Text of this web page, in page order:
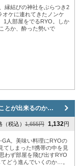
縁結びの神社をぶらつき2
オケに連れてきたノンケ
1人部屋をでるRYO。しか
ろか、酔った勢いで
とが出来るのか…
税込） 1,655円 1,132円
GA。美味い料理にRYOの
てしまった!!携帯の中を見
わず部屋を飛び出すRYO
どう進んでいくのか…。